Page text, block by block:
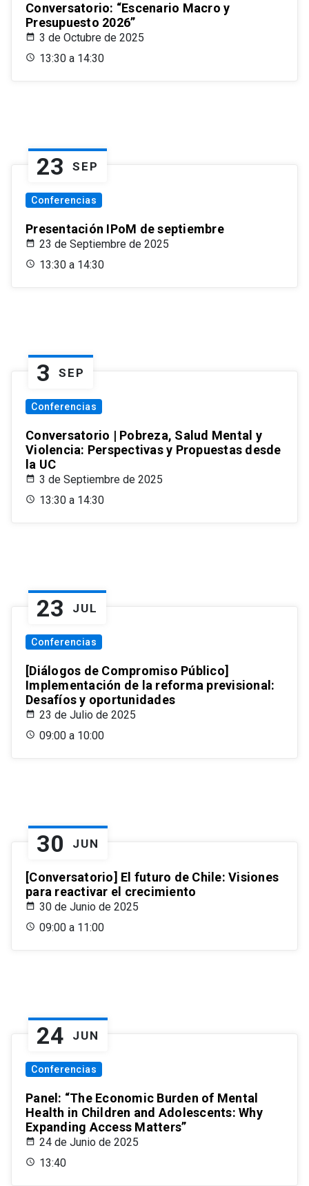
Conversatorio: “Escenario Macro y
Presupuesto 2026”
3 de Octubre de 2025
13:30 a 14:30
23 SEP
Conferencias
Presentación IPoM de septiembre
23 de Septiembre de 2025
13:30 a 14:30
3 SEP
Conferencias
Conversatorio | Pobreza, Salud Mental y
Violencia: Perspectivas y Propuestas desde
la UC
3 de Septiembre de 2025
13:30 a 14:30
23 JUL
Conferencias
[Diálogos de Compromiso Público]
Implementación de la reforma previsional:
Desafíos y oportunidades
23 de Julio de 2025
09:00 a 10:00
30 JUN
[Conversatorio] El futuro de Chile: Visiones
para reactivar el crecimiento
30 de Junio de 2025
09:00 a 11:00
24 JUN
Conferencias
Panel: “The Economic Burden of Mental
Health in Children and Adolescents: Why
Expanding Access Matters”
24 de Junio de 2025
13:40